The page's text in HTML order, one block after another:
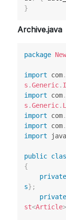
}
Archive.java
package
import com.
s .Generic.
import
com.
s .Generic.
import
com.
import
com.
import
java
public
{
private
s} ;
private
st<Article>